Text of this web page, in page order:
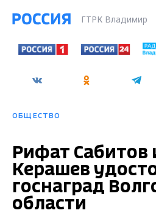
ГТРК Владимир
ОБЩЕСТВО
Рифат Сабитов
Керашев
госнаград
области